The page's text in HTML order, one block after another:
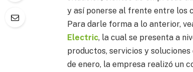
y así ponerse al frente entre los
Para darle forma a lo anterior,
Electric, la cual se presenta a
productos, servicios y
de enero, la empresa realizó un